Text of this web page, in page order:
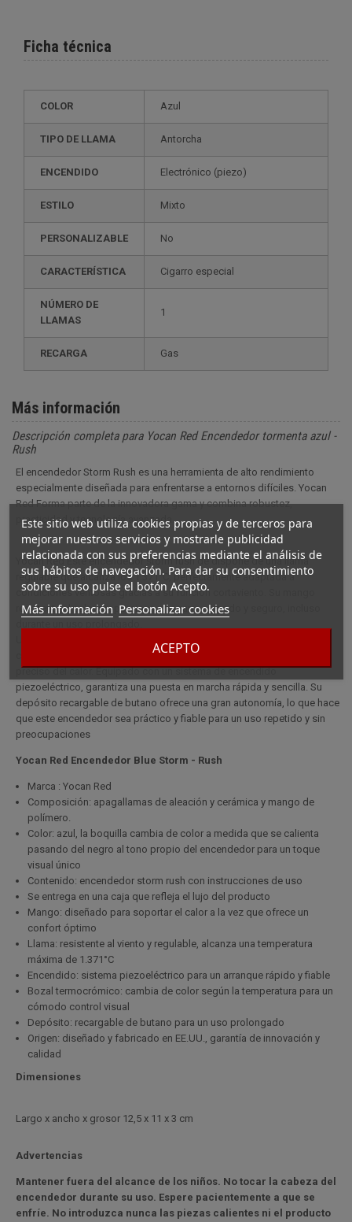
Este sitio web utiliza cookies propias y de terceros para
mejorar nuestros servicios y mostrarle publicidad
relacionada con sus preferencias mediante el análisis de
sus hábitos de navegación. Para dar su consentimiento
sobre su uso pulse el botón Acepto.
Más información Personalizar cookies
ACEPTO
Ficha técnica
COLOR Azul
TIPO DE LLAMA Antorcha
ENCENDIDO electrónico (piezo)
ESTILO mixto
PERSONALIZABLE no
CARACTERÍSTICA cigarro especial
NÚMERO DE
LLAMAS
1
RECARGA gas
Más información
Descripción completa para Yocan Red Encendedor tormenta azul -
Rush
El encendedor Storm Rush es una herramienta de alto rendimiento
especialmente diseñada para enfrentarse a entornos difíciles. Yocan
Red Forma parte de la innovadora gama y combina robustez,
practicidad y tecnología avanzada.
Yocan Red Este encendedor storm rush de dispone de una llama
regulable que alcanza los 1.371°C, perfectamente adaptada a
condiciones ventosas gracias a su función cortaviento. Su mango
resistente al calor proporciona un agarre cómodo y seguro, incluso
cambia de color en función de la temperatura, para un control visual
preciso del calor. Equipado con un sistema de encendido
piezoeléctrico, garantiza una puesta en marcha rápida y sencilla. Su
depósito recargable de butano ofrece una gran autonomía, lo que hace
que este encendedor sea práctico y fiable para un uso repetido y sin
preocupaciones
Yocan Red Encendedor Blue Storm - Rush
Marca : Yocan Red
Composición: apagallamas de aleación y cerámica y mango de
polímero.
Color: azul, la boquilla cambia de color a medida que se calienta
pasando del negro al tono propio del encendedor para un toque
visual único
Contenido: encendedor storm rush con instrucciones de uso
Se entrega en una caja que refleja el lujo del producto
Mango: diseñado para soportar el calor a la vez que ofrece un
confort óptimo
Llama: resistente al viento y regulable, alcanza una temperatura
máxima de 1.371°C
Encendido: sistema piezoeléctrico para un arranque rápido y fiable
Bozal termocrómico: cambia de color según la temperatura para un
cómodo control visual
Depósito: recargable de butano para un uso prolongado
Origen: diseñado y fabricado en EE.UU., garantía de innovación y
calidad
Dimensiones
Largo x ancho x grosor 12,5 x 11 x 3 cm
Advertencias
Mantener fuera del alcance de los niños. No tocar la cabeza del
encendedor durante su uso. Espere pacientemente a que se
enfríe. No introduzca nunca las piezas calientes ni el producto